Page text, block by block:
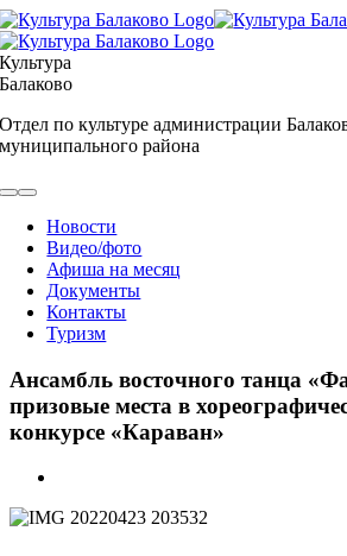
Skip
to
content
Культура
Балаково
Отдел по культуре администрации
муниципального района
Toggle
NavigationНовости
Видео/фото
Афиша на месяц
Документы
Контакты
Туризм
Ансамбль восточного танца
призовые места в
конкурсе «Караван»
Image